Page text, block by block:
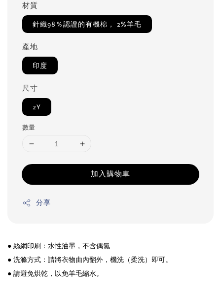
材質
針織98％認證的有機棉， 2%羊毛
產地
印度
尺寸
2Y
數量
加入購物車
分享
● 絲網印刷：水性油墨，不含偶氮
● 洗滌方式：請將衣物由內翻外，機洗（柔洗）即可。
● 請避免烘乾，以免羊毛縮水。